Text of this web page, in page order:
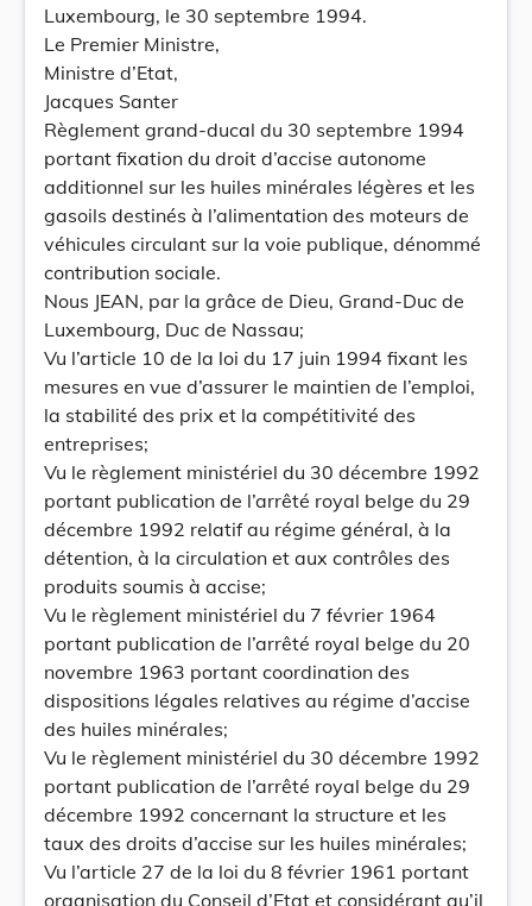
Luxembourg, le 30 septembre 1994.
Le Premier Ministre,
Ministre d’Etat,
Jacques Santer
Règlement grand-ducal du 30 septembre 1994
portant fixation du droit d’accise autonome
additionnel sur les huiles minérales légères et les
gasoils destinés à l’alimentation des moteurs de
véhicules circulant sur la voie publique, dénommé
contribution sociale.
Nous JEAN, par la grâce de Dieu, Grand-Duc de
Luxembourg, Duc de Nassau;
Vu l’article 10 de la loi du 17 juin 1994 fixant les
mesures en vue d’assurer le maintien de l’emploi,
la stabilité des prix et la compétitivité des
entreprises;
Vu le règlement ministériel du 30 décembre 1992
portant publication de l’arrêté royal belge du 29
décembre 1992 relatif au régime général, à la
détention, à la circulation et aux contrôles des
produits soumis à accise;
Vu le règlement ministériel du 7 février 1964
portant publication de l’arrêté royal belge du 20
novembre 1963 portant coordination des
dispositions légales relatives au régime d’accise
des huiles minérales;
Vu le règlement ministériel du 30 décembre 1992
portant publication de l’arrêté royal belge du 29
décembre 1992 concernant la structure et les
taux des droits d’accise sur les huiles minérales;
Vu l’article 27 de la loi du 8 février 1961 portant
organisation du Conseil d’Etat et considérant qu’il